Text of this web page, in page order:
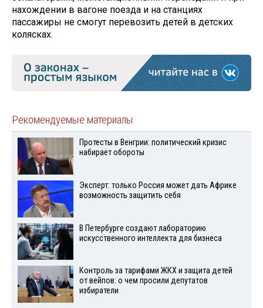
нахождении в вагоне поезда и на станциях
пассажиры не смогут перевозить детей в детских
колясках.
Рекомендуемые материалы
Протесты в Венгрии: политический кризис
набирает обороты
Эксперт: только Россия может дать Африке
возможность защитить себя
В Петербурге создают лабораторию
искусственного интеллекта для бизнеса
Контроль за тарифами ЖКХ и защита детей
от вейпов: о чем просили депутатов
избиратели